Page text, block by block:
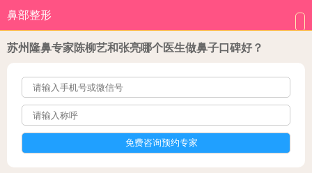
鼻部整形
苏州隆鼻专家陈柳艺和张亮哪个医生做鼻子口碑好？